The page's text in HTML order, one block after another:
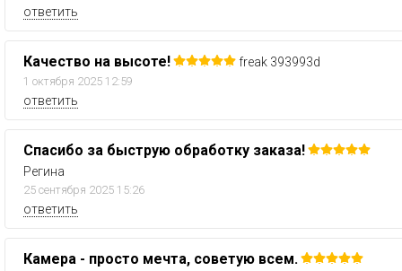
ответить
Качество на высоте! freak 393993d
1 октября 2025 12:59
ответить
Спасибо за быструю обработку заказа!
Регина
25 сентября 2025 15:26
ответить
Камера - просто мечта, советую всем.